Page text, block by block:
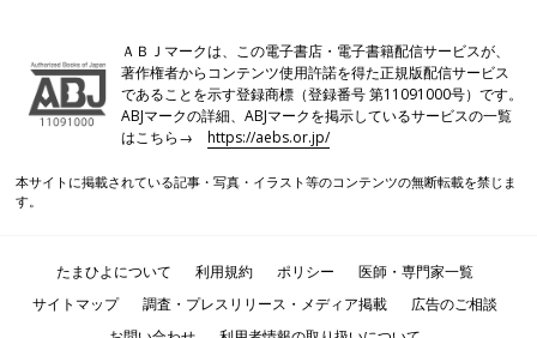
ＡＢＪマークは、この電子書店・電子書籍配信サービスが、
著作権者からコンテンツ使用許諾を得た正規版配信サービス
であることを示す登録商標（登録番号 第11091000号）です。
ABJマークの詳細、ABJマークを掲示しているサービスの一覧
はこちら→https://aebs.or.jp/
本サイトに掲載されている記事・写真・イラスト等のコンテンツの無断転載を禁じま
す。
たまひよについて 利用規約 ポリシー
医師・専門家一覧
サイトマップ
調査・プレスリリース・メディア掲載
広告のご相談